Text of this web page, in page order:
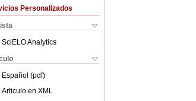
Personalizados
SciELO Analytics
Español (pdf)
Articulo en XML